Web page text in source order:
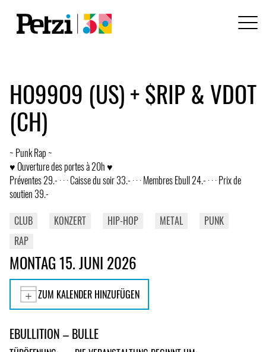
HO99O9 (US) + $RIP & VDOT
(CH)
~ Punk Rap ~
♥ Ouverture des portes à 20h ♥
Préventes 29.- · · · Caisse du soir 33.- · · · Membres Ebull 24.- · · · Prix de
soutien 39.-
CLUB
KONZERT HIP-HOP METAL
PUNK
RAP
MONTAG 15. JUNI 2026
ZUM KALENDER HINZUFÜGEN
EBULLITION – BULLE